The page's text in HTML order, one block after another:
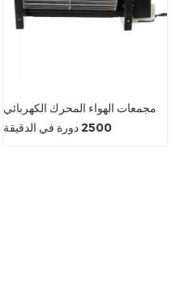
مجمعات الهواء المحرك الكهربائي
2500 دورة في الدقيقة